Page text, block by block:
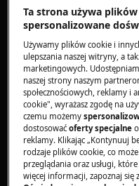
Zawsze zachowaj
przemieszczania
ciężkich sprzętów
przesuwają je dwie
rękawic ochronnych
Nosić rękawice
chronić się przed
krawędzi.
Ta strona używa
spersonalizowane
Używamy plików cookie i
ulepszania naszej witryny, a
marketingowych.
naszej strony naszym
społecznościowych, reklamy i
cookie", wyrażasz zgodę na
czemu możemy
dostosowaćoferty specjalne
reklamy. Klikając „Kontynuuj
rodzaje plików cookie, co
przeglądania oraz usługi,
więcej informacji, zapoznaj się